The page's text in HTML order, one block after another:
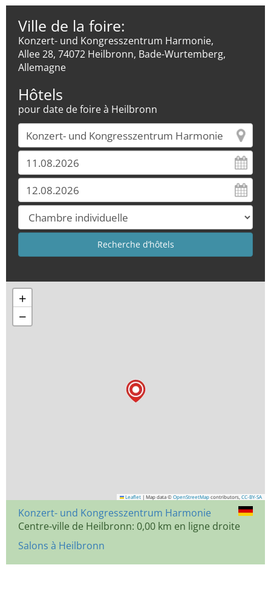
Ville de la foire:
Konzert- und Kongresszentrum Harmonie,
Allee 28, 74072 Heilbronn, Bade-Wurtemberg,
Allemagne
Hôtels
pour date de foire à Heilbronn
+
−
Leaflet | Map data © OpenStreetMap contributors, CC-BY-SA
Konzert- und Kongresszentrum Harmonie
Centre-ville de Heilbronn: 0,00 km en ligne droite
Salons à Heilbronn